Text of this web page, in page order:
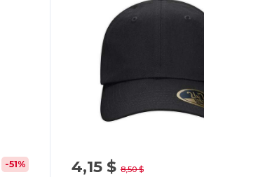
-51% 4,15 $8,50 $